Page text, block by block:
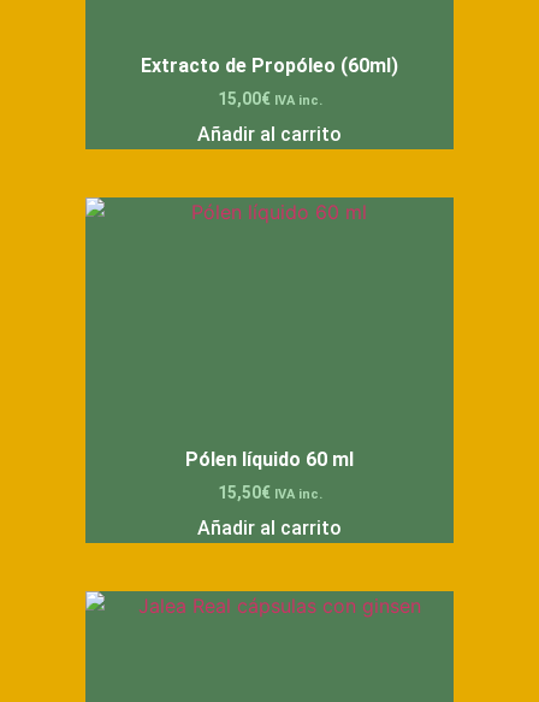
Extracto de Propóleo (60ml)
15,00€ IVA inc.
Añadir al carrito
Pólen líquido 60 ml
15,50€ IVA inc.
Añadir al carrito